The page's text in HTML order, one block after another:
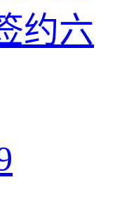
约六